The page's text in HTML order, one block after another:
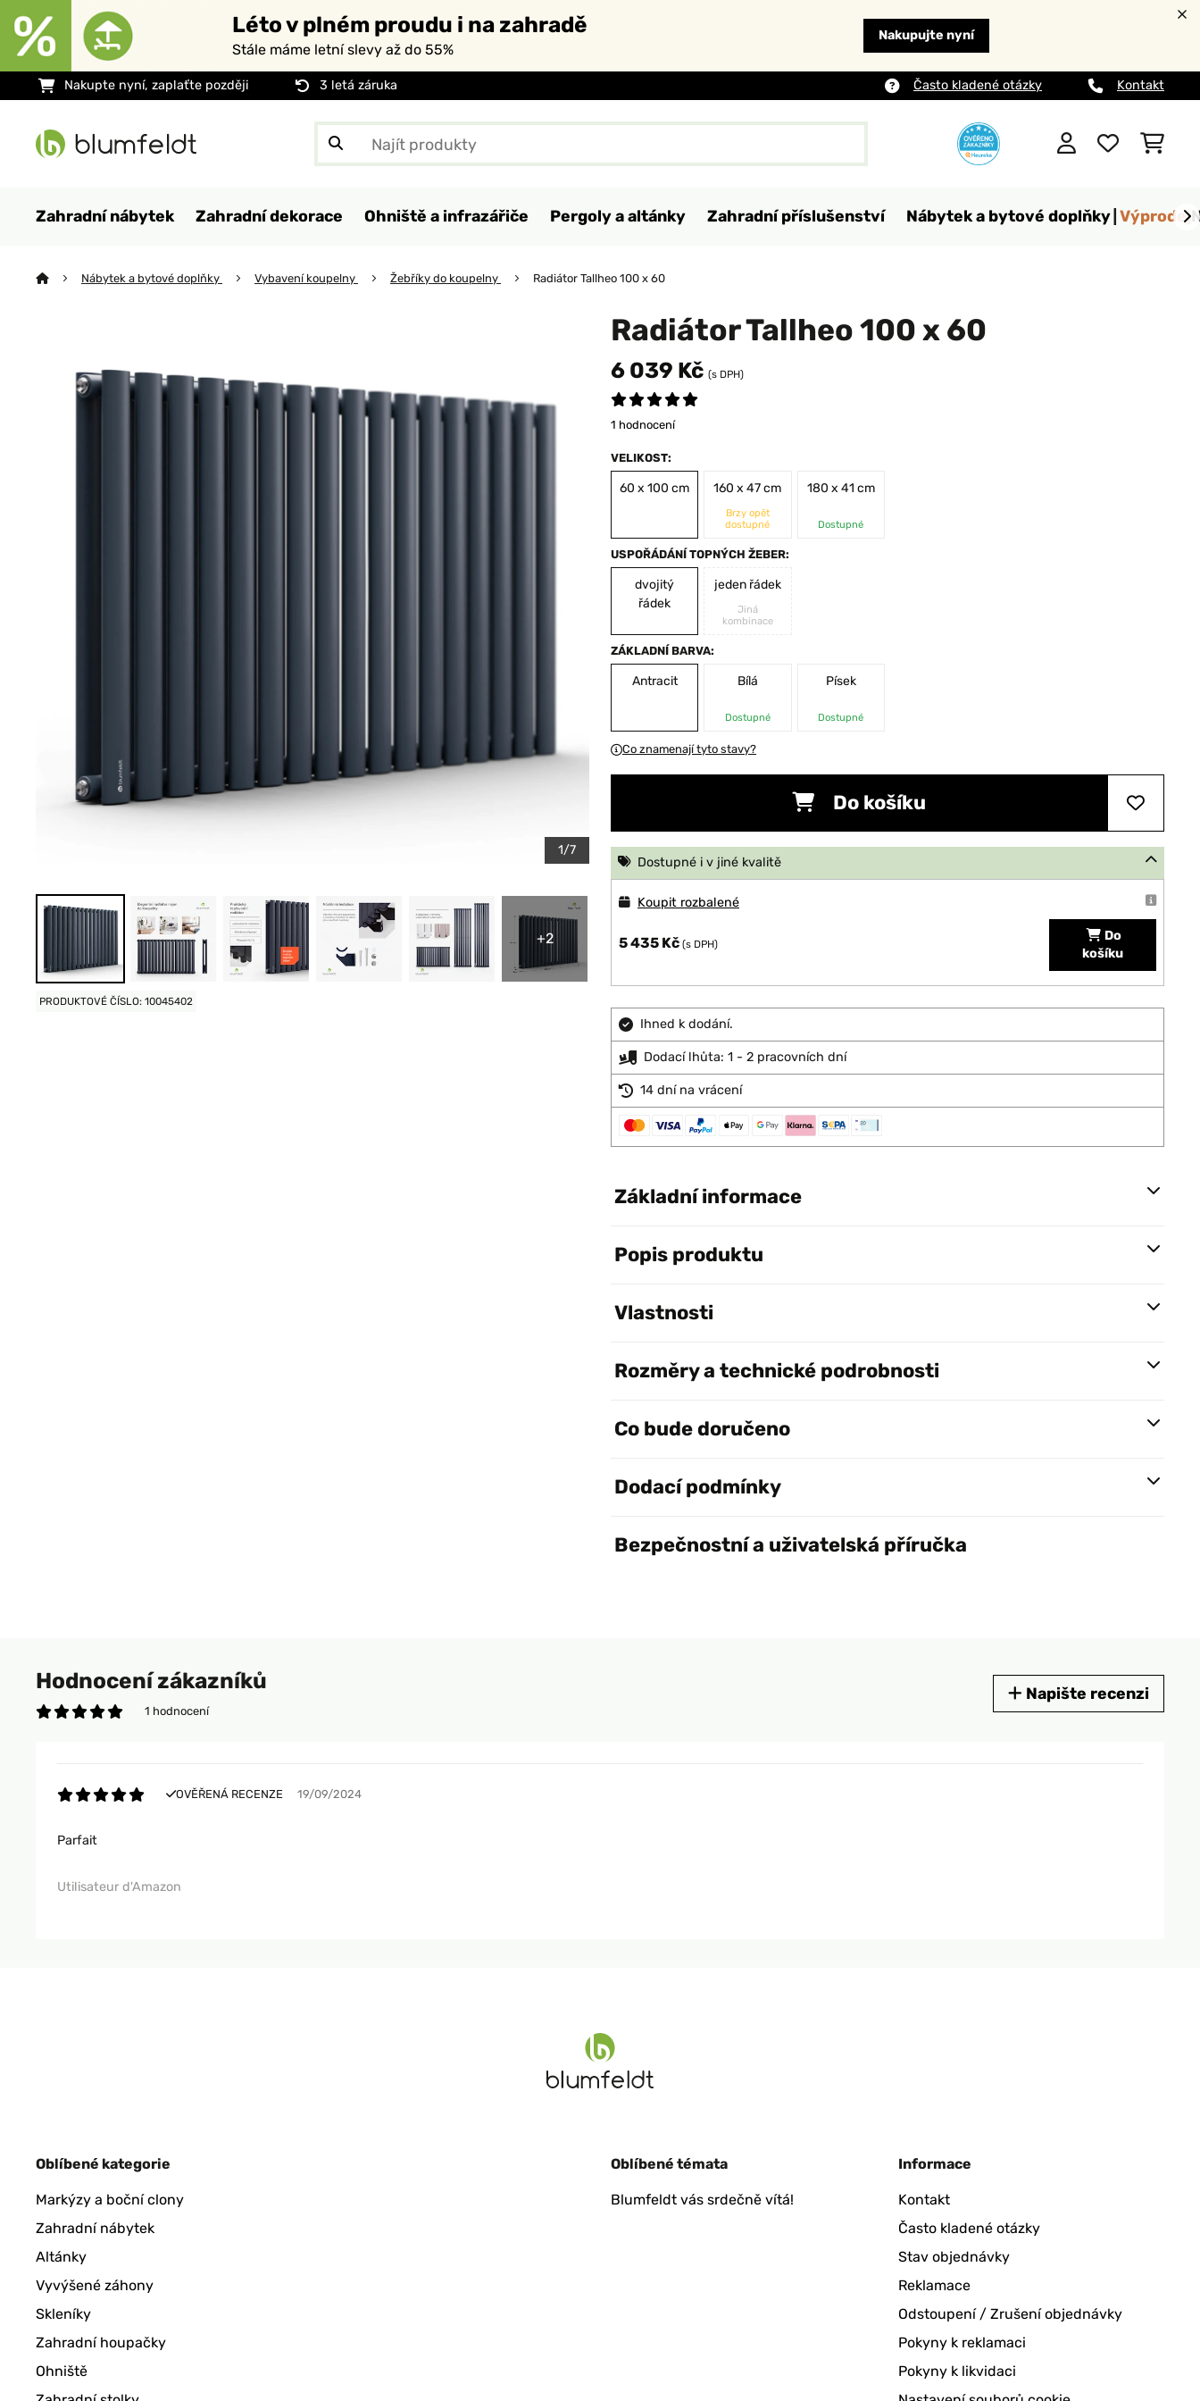
Léto v plném proudu i na zahradě
Stále máme letní slevy až do 55%
Nakupujte nyní
Nakupte nyní, zaplaťte později 3 letá záruka Často kladené otázky Kontakt
Zahradní nábytek Zahradní dekorace Ohniště a infrazářiče Pergoly a altánky Zahradní příslušenství Nábytek a bytové doplňky Výprodej
Nábytek a bytové doplňky Vybavení koupelny Žebříky do koupelny Radiátor Tallheo 100 x 60
1/7
+2
PRODUKTOVÉ ČÍSLO: 10045402
Radiátor Tallheo 100 x 60
6 039 Kč (s DPH)
1 hodnocení
VELIKOST:
60 x 100 cm 160 x 47 cm
Brzy opět
dostupné
180 x 41 cm
Dostupné
USPOŘÁDÁNÍ TOPNÝCH ŽEBER:
dvojitý
řádek
jeden řádek
Jiná
kombinace
ZÁKLADNÍ BARVA:
Antracit Bílá
Dostupné
Písek
Dostupné
Co znamenají tyto stavy?
Do košíku
Dostupné i v jiné kvalitě
Koupit rozbalené
5 435 Kč (s DPH)
Do
košíku
Ihned k dodání.
Dodací lhůta: 1 - 2 pracovních dní
14 dní na vrácení
Základní informace
Popis produktu
Vlastnosti
Rozměry a technické podrobnosti
Co bude doručeno
Dodací podmínky
Bezpečnostní a uživatelská příručka
Hodnocení zákazníků
1 hodnocení
Napište recenzi
OVĚŘENÁ RECENZE 19/09/2024
Parfait
Utilisateur d'Amazon
Oblíbené kategorie
Markýzy a boční clony
Zahradní nábytek
Altánky
Vyvýšené záhony
Skleníky
Zahradní houpačky
Ohniště
Oblíbené témata
Blumfeldt vás srdečně vítá!
Informace
Kontakt
Často kladené otázky
Stav objednávky
Reklamace
Odstoupení / Zrušení objednávky
Pokyny k reklamaci
Pokyny k likvidaci